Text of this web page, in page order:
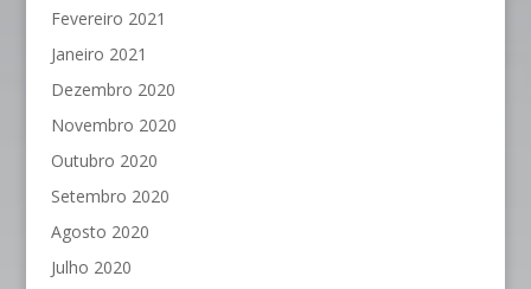
Fevereiro 2021
Janeiro 2021
Dezembro 2020
Novembro 2020
Outubro 2020
Setembro 2020
Agosto 2020
Julho 2020